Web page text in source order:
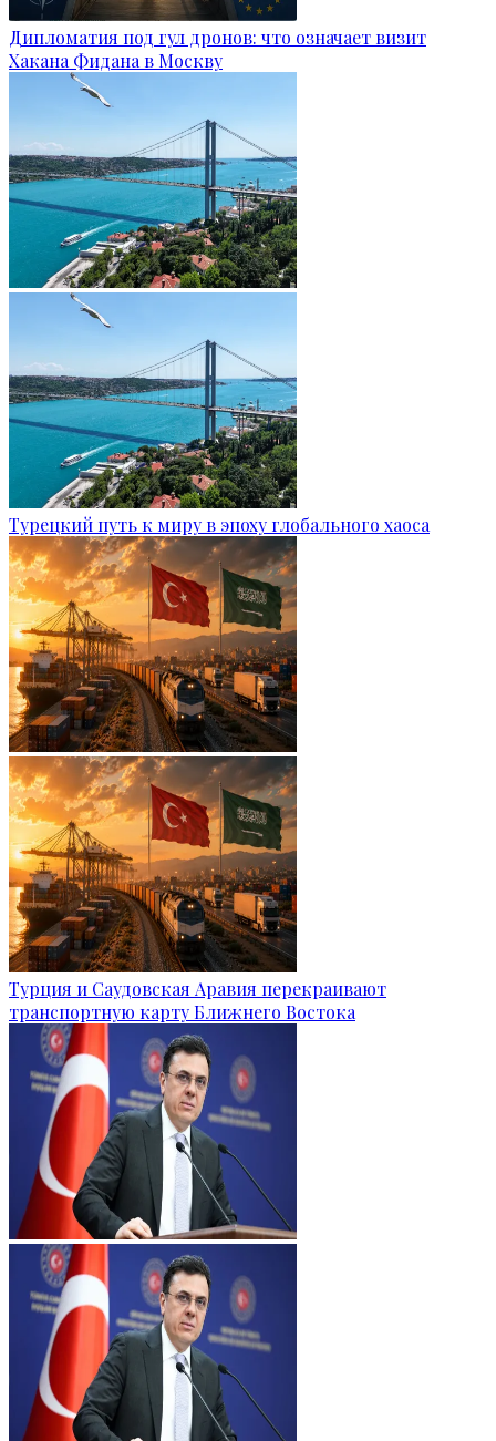
Дипломатия под гул дронов: что означает визит
Хакана Фидана в Москву
Турецкий путь к миру в эпоху глобального хаоса
Турция и Саудовская Аравия перекраивают
транспортную карту Ближнего Востока